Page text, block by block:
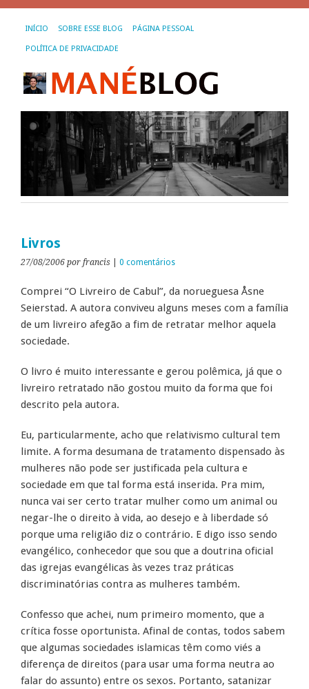
INÍCIO SOBRE ESSE BLOG PÁGINA PESSOAL
POLÍTICA DE PRIVACIDADE
Livros
27/08/2006 por francis 0 comentários
Comprei “O Livreiro de Cabul”, da norueguesa Åsne
Seierstad. A autora conviveu alguns meses com a família
de um livreiro afegão a fim de retratar melhor aquela
sociedade.
O livro é muito interessante e gerou polêmica, já que o
livreiro retratado não gostou muito da forma que foi
descrito pela autora.
Eu, particularmente, acho que relativismo cultural tem
limite. A forma desumana de tratamento dispensado às
mulheres não pode ser justificada pela cultura e
sociedade em que tal forma está inserida. Pra mim,
nunca vai ser certo tratar mulher como um animal ou
negar-lhe o direito à vida, ao desejo e à liberdade só
porque uma religião diz o contrário. E digo isso sendo
evangélico, conhecedor que sou que a doutrina oficial
das igrejas evangélicas às vezes traz práticas
discriminatórias contra as mulheres também.
Confesso que achei, num primeiro momento, que a
crítica fosse oportunista. Afinal de contas, todos sabem
que algumas sociedades islamicas têm como viés a
diferença de direitos (para usar uma forma neutra ao
falar do assunto) entre os sexos. Portanto, satanizar